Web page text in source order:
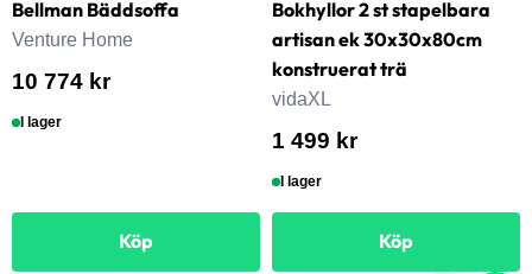
Bellman Bäddsoffa
Venture Home
10 774 kr
I lager
Köp
Bokhyllor 2 st stapelbara
artisan ek 30x30x80cm
konstruerat trä
vidaXL
1 499 kr
I lager
Köp